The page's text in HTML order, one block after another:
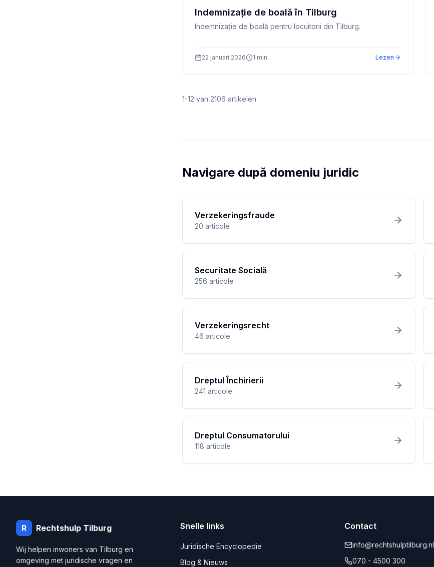
Indemnizație de boală în Tilburg
Indemnizație de boală pentru locuitorii din Tilburg.
22 januari 2026 1 min Lezen
1-12 van 2106 artikelen
Navigare după domeniu juridic
Verzekeringsfraude
20 articole
Securitate Socială
256 articole
Verzekeringsrecht
46 articole
Dreptul Închirierii
241 articole
Dreptul Consumatorului
118 articole
R Rechtshulp Tilburg
Wij helpen inwoners van Tilburg en
omgeving met juridische vragen en
Snelle links
Juridische Encyclopedie
Blog & Nieuws
Contact
info@rechtshulptilburg.nl
070 - 4500 300